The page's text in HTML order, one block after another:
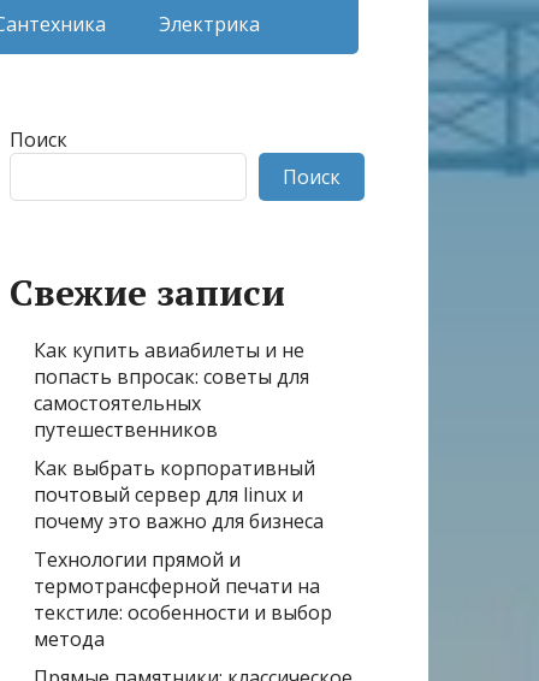
Электрика
Поиск
Поиск
Свежие записи
Как купить авиабилеты и не
попасть впросак: советы для
самостоятельных
путешественников
Как выбрать корпоративный
почтовый сервер для linux и
почему это важно для бизнеса
Технологии прямой и
термотрансферной печати на
текстиле: особенности и выбор
метода